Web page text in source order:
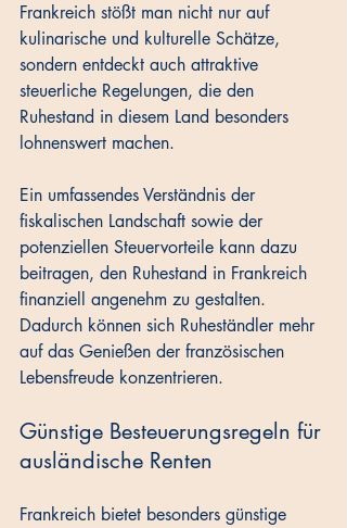
Frankreich stößt man nicht nur auf
kulinarische und kulturelle Schätze,
sondern entdeckt auch attraktive
steuerliche Regelungen, die den
Ruhestand in diesem Land besonders
lohnenswert machen.
Ein umfassendes Verständnis der
fiskalischen Landschaft sowie der
potenziellen Steuervorteile kann dazu
beitragen, den Ruhestand in Frankreich
finanziell angenehm zu gestalten.
Dadurch können sich Ruheständler mehr
auf das Genießen der französischen
Lebensfreude konzentrieren.
Günstige Besteuerungsregeln für
ausländische Renten
Frankreich bietet besonders günstige